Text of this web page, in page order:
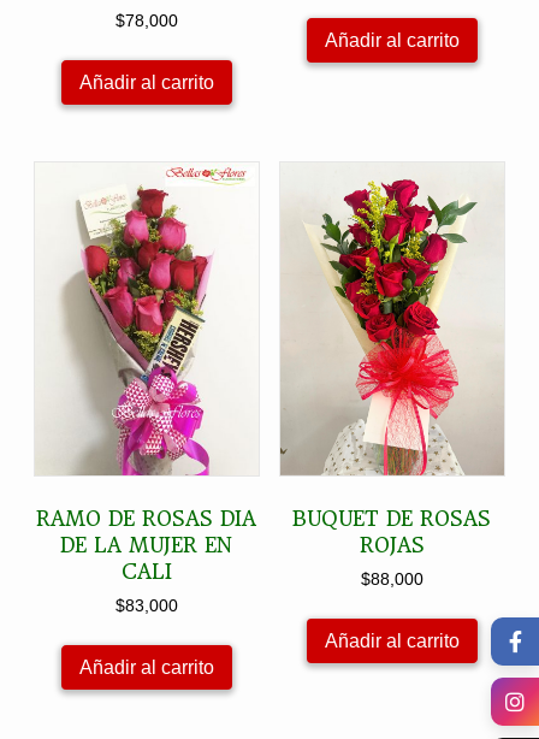
$78,000
Añadir al carrito
Añadir al carrito
RAMO DE ROSAS DIA
DE LA MUJER EN
CALI
$83,000
Añadir al carrito
BUQUET DE ROSAS
ROJAS
$88,000
Añadir al carrito